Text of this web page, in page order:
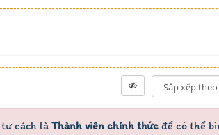
tư cách là Thành viên chính thức để có thể